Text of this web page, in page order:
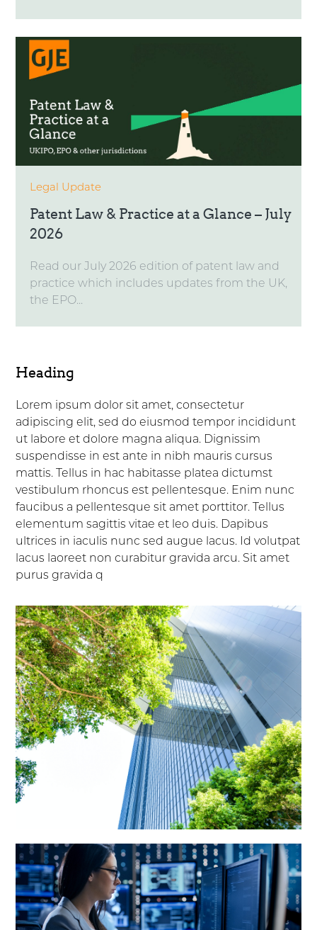
Legal Update
Patent Law & Practice at a Glance – July
2026
Read our July 2026 edition of patent law and
practice which includes updates from the UK,
the EPO...
Heading
Lorem ipsum dolor sit amet, consectetur
adipiscing elit, sed do eiusmod tempor incididunt
ut labore et dolore magna aliqua. Dignissim
suspendisse in est ante in nibh mauris cursus
mattis. Tellus in hac habitasse platea dictumst
vestibulum rhoncus est pellentesque. Enim nunc
faucibus a pellentesque sit amet porttitor. Tellus
elementum sagittis vitae et leo duis. Dapibus
ultrices in iaculis nunc sed augue lacus. Id volutpat
lacus laoreet non curabitur gravida arcu. Sit amet
purus gravida q